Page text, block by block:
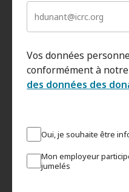
Vos données
conformément à notre
des données des
Oui, je souhaite être
Mon employeur
jumelés